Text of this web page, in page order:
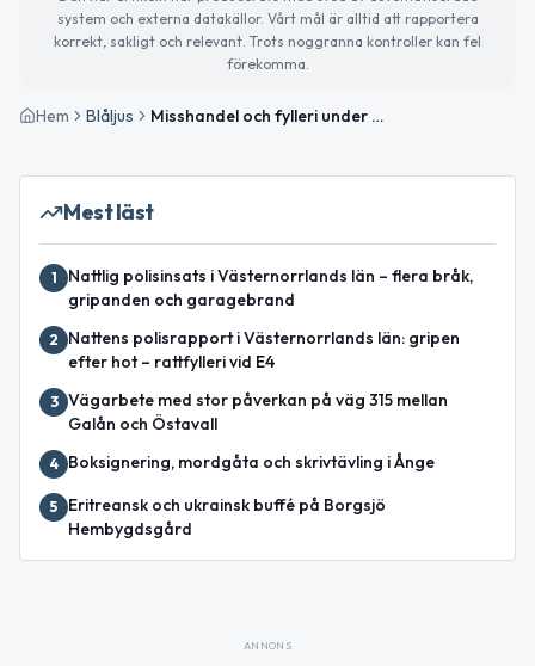
system och externa datakällor. Vårt mål är alltid att rapportera
korrekt, sakligt och relevant. Trots noggranna kontroller kan fel
förekomma.
Hem Blåljus Misshandel och fylleri under natten i Västernorrland
Mest läst
1
Nattlig polisinsats i Västernorrlands län – flera bråk,
gripanden och garagebrand
2
Nattens polisrapport i Västernorrlands län: gripen
efter hot – rattfylleri vid E4
3 Vägarbete med stor påverkan på väg 315 mellan
Galån och Östavall
4 Boksignering, mordgåta och skrivtävling i Ånge
5
Eritreansk och ukrainsk buffé på Borgsjö
Hembygdsgård
ANNONS